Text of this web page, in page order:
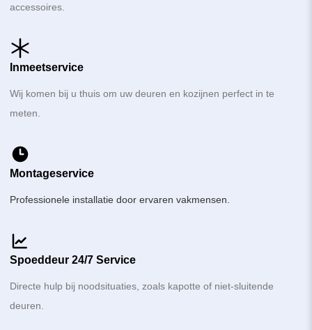
accessoires.
Inmeetservice
Wij komen bij u thuis om uw deuren en kozijnen perfect in te
meten.
Montageservice
Professionele installatie door ervaren vakmensen.
Spoeddeur 24/7 Service
Directe hulp bij noodsituaties, zoals kapotte of niet-sluitende
deuren.